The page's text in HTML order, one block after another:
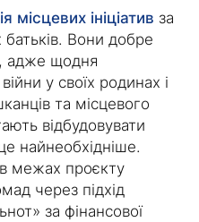
місцевих ініціатив за
батьків. Вони добре
адже щодня
у своїх родинах і
та місцевого
відбудовувати
найнеобхідніше.
в межах проєкту
через підхід
за фінансової